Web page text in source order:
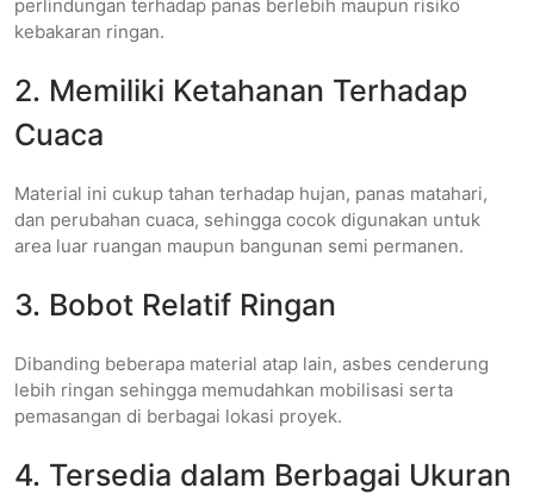
perlindungan terhadap panas berlebih maupun risiko
kebakaran ringan.
2. Memiliki Ketahanan Terhadap
Cuaca
Material ini cukup tahan terhadap hujan, panas matahari,
dan perubahan cuaca, sehingga cocok digunakan untuk
area luar ruangan maupun bangunan semi permanen.
3. Bobot Relatif Ringan
Dibanding beberapa material atap lain, asbes cenderung
lebih ringan sehingga memudahkan mobilisasi serta
pemasangan di berbagai lokasi proyek.
4. Tersedia dalam Berbagai Ukuran